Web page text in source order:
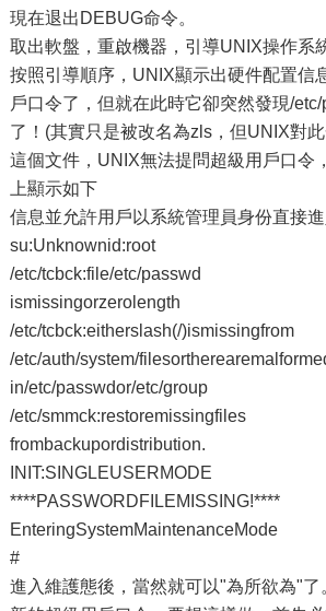
現在退出DEBUG命令。
取出軟盤，重啟機器，引導UNIX操作系
按照引導順序，UNIX顯示出硬件配置信
戶口令了，但就在此時它卻突然發現/
了！(其實只是被改名為zls，但UNIX對
這個文件，UNIX無法提問超級用戶口令
上顯示如下
信息並允許用戶以系統管理員身份直接進
su:Unknownid:root
/etc/tcbck:file/etc/passwd
ismissingorzerolength
/etc/tcbck:eitherslash(/)ismissingfrom
/etc/auth/system/
in/etc/passwdor/etc/group
/etc/smmck:restoremissingfiles
frombackupordistribution.
INIT:SINGLEUSERMODE
****PASSWORDFILEMISSING!****
EnteringSystemMaintenanceMode
#
進入維護態後，當然就可以"為所欲為"